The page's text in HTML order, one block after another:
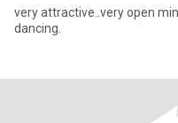
very attractive..very open
dancing.